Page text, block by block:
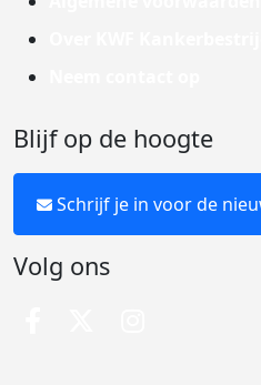
Blijf op de hoogte
Schrijf je in voor de
Volg ons